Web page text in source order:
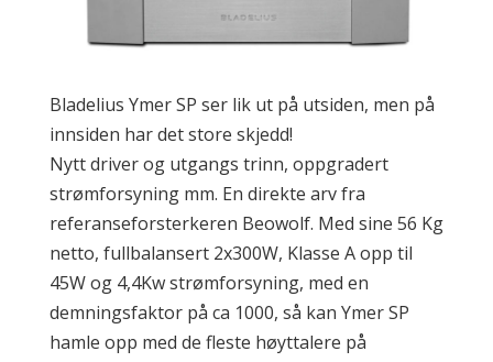
Bladelius Ymer SP ser lik ut på utsiden, men på
innsiden har det store skjedd!
Nytt driver og utgangs trinn, oppgradert
strømforsyning mm. En direkte arv fra
referanseforsterkeren Beowolf. Med sine 56 Kg
netto, fullbalansert 2x300W, Klasse A opp til
45W og 4,4Kw strømforsyning, med en
demningsfaktor på ca 1000, så kan Ymer SP
hamle opp med de fleste høyttalere på